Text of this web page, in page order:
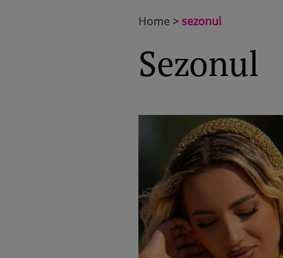
Home > sezonul
sezonul